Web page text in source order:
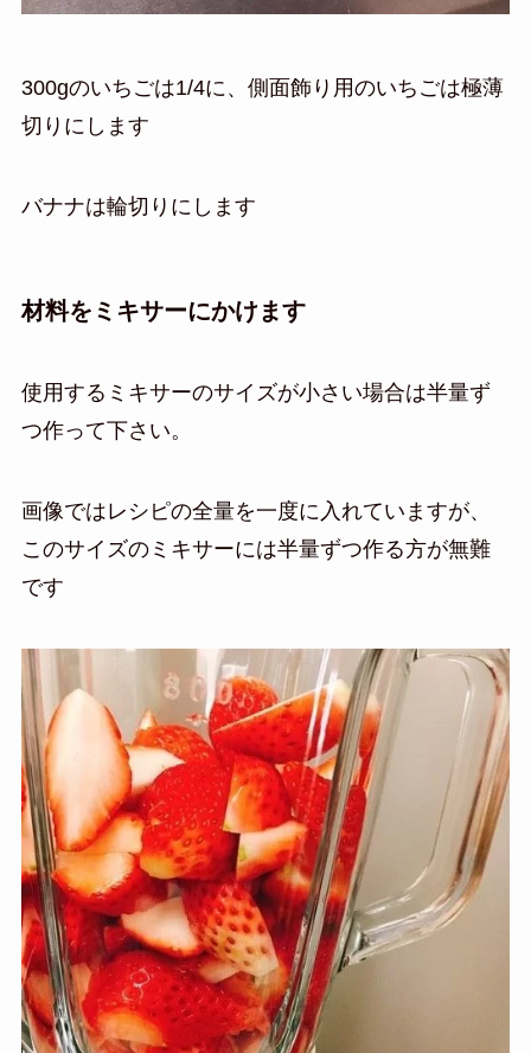
300gのいちごは1/4に、側面飾り用のいちごは極薄
切りにします
バナナは輪切りにします
材料をミキサーにかけます
使用するミキサーのサイズが小さい場合は半量ず
つ作って下さい。
画像ではレシピの全量を一度に入れていますが、
このサイズのミキサーには半量ずつ作る方が無難
です